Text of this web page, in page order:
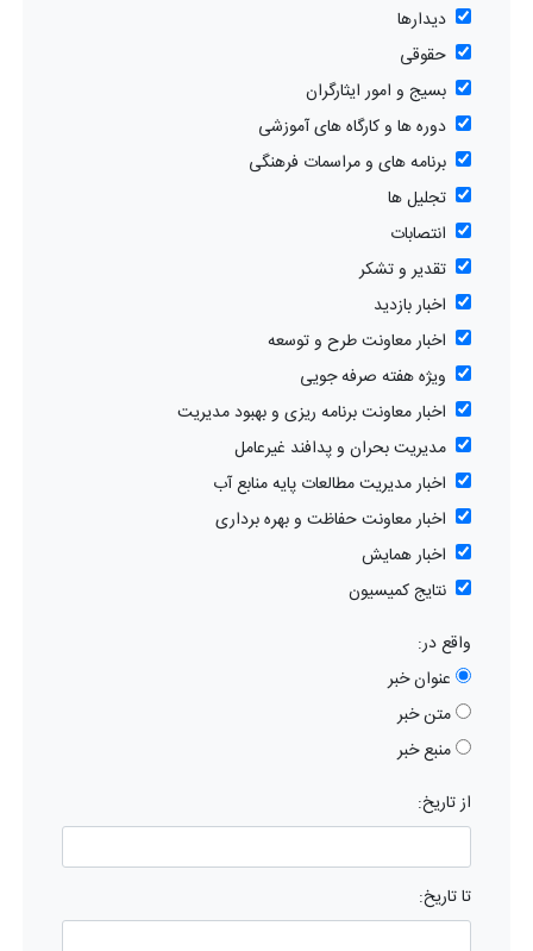
دیدارها
حقوقی
بسیج و امور ایثارگران
دوره ها و کارگاه های آموزشی
برنامه های و مراسمات فرهنگی
تجلیل ها
انتصابات
تقدیر و تشکر
اخبار بازدید
اخبار معاونت طرح و توسعه
ویژه هفته صرفه جویی
اخبار معاونت برنامه ریزی و بهبود مدیریت
مدیریت بحران و پدافند غیرعامل
اخبار مدیریت مطالعات پایه منابع آب
اخبار معاونت حفاظت و بهره برداری
اخبار همایش
نتایج کمیسیون
واقع در:
عنوان خبر
متن خبر
منبع خبر
از تاریخ:
تا تاریخ: